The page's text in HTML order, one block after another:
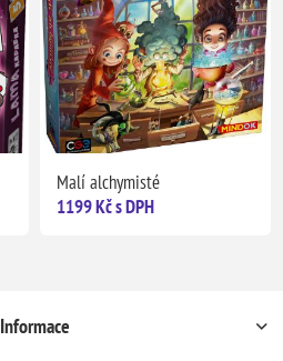
Malí alchymisté
1199 Kč s DPH
Informace